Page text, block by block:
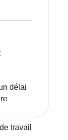
délai
travail